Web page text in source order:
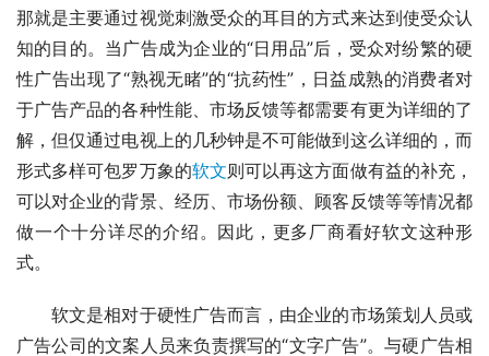
那就是主要通过视觉刺激受众的耳目的方式来达到使受众认
知的目的。当广告成为企业的“日用品”后，受众对纷繁的硬
性广告出现了“熟视无睹”的“抗药性”，日益成熟的消费者对
于广告产品的各种性能、市场反馈等都需要有更为详细的了
解，但仅通过电视上的几秒钟是不可能做到这么详细的，而
形式多样可包罗万象的软文则可以再这方面做有益的补充，
可以对企业的背景、经历、市场份额、顾客反馈等等情况都
做一个十分详尽的介绍。因此，更多厂商看好软文这种形
式。
软文是相对于硬性广告而言，由企业的市场策划人员或
广告公司的文案人员来负责撰写的“文字广告”。与硬广告相